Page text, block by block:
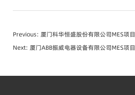
Previous: 厦门科华恒盛股份有限公司MES项目
Next: 厦门ABB振威电器设备有限公司MES项目